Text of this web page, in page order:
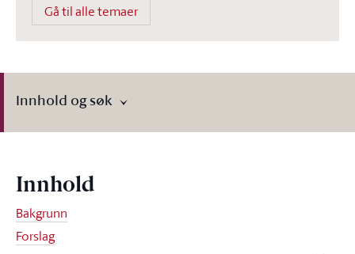
Gå til alle temaer
Innhold og søk
Innhold
Bakgrunn
Forslag